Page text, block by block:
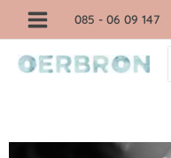
inhoud
085 - 06 09 147